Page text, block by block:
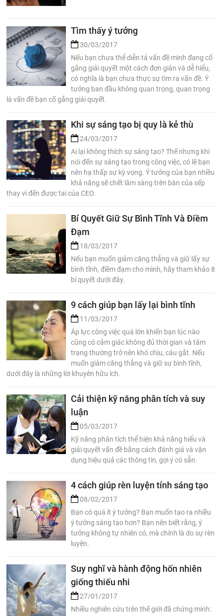
Tìm thấy ý tưởng
30/03/2017
Nếu bạn chưa thể diễn tả vấn đề mình đang cố
gắng giải quyết một cách đơn giản và dễ hiểu,
có nghĩa là bạn chưa thực sự tìm ra vấn đề. Ý
tưởng ban đầu không quan trọng, quan trọng
là vấn đề bạn cố gắng giải quyết.
Khi sự sáng tạo bị quy là kẻ thù
24/03/2017
Ai lại không thích sự sáng tạo? Thế nhưng khi
nói đến sự sáng tạo trong công việc, có lẽ bạn
nên hạ thấp sự kỳ vọng. Ý tưởng của bạn nhiều
khả năng sẽ chết lâm sàng trên bàn của sếp
thay vì đến được tai của CEO.
Bí Quyết Giữ Sự Bình Tĩnh Và Điềm
Đạm
18/03/2017
Nếu bạn muốn giảm căng thẳng và giữ lấy sự
bình tĩnh, điềm đạm cho mình, hãy tham khảo 8
bí quyết dưới đây.
9 cách giúp bạn lấy lại bình tĩnh
11/03/2017
Áp lực công việc quá lớn khiến bạn lúc nào
cũng có cảm giác không đủ thời gian và tâm
trạng thường trở nên khó chịu, cáu gắt. Nếu
muốn giảm căng thẳng và giữ sự bình tĩnh,
dưới đây là những lời khuyên hữu ích.
Cải thiện kỹ năng phân tích và suy
luận
05/03/2017
Kỹ năng phân tích thể hiện khả năng hiểu và
giải quyết vấn đề bằng cách đánh giá và vận
dụng hiệu quả các thông tin, gợi ý có sẵn.
4 cách giúp rèn luyện tính sáng tạo
08/02/2017
Bạn có quá ít ý tưởng? Bạn muốn tạo ra nhiều
ý tưởng sáng tạo hơn? Bạn nên biết rằng, ý
tưởng không tự nhiên có, mà chính là do sự rèn
luyện.
Suy nghĩ và hành động hốn nhiên
giống thiếu nhi
27/01/2017
Nhiều nghiên cứu trên thế giới đã chứng minh: